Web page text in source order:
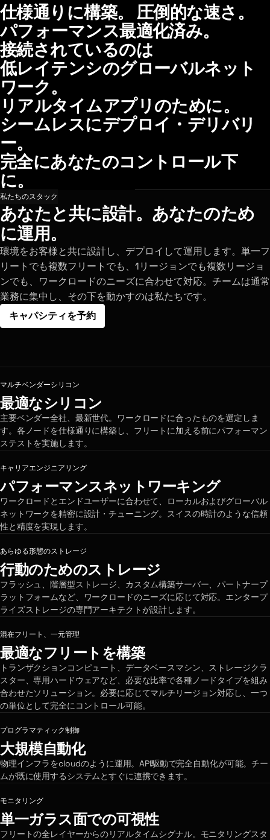
仕様通りに構築。 圧倒的な速さ。
仕様通りに構築。
圧倒的な速さ。
パフォーマンス最適化済み。
接続されているのは
低レイテンシのグローバルネット
ワーク。
リアルタイムアプリのために。
シームレスにデプロイ・デリバリ
ー。
完全にあなたのコントロール下
に。
私たちのスタック
あなたと共に設計。あなたのため
に運用。
環境をお客様と共に設計し、デプロイして運用します。単一フ
リートでも複数フリートでも、1リージョンでも複数リージョ
ンでも、ワークロードのニーズに合わせて対応。チームは通常
業務に集中し、その下を動かすのは私たちです。
キャパシティを予約
マルチベンダーシリコン
最適なシリコン
主要ベンダー全社、最新世代。ワークロードに合ったものを選定しま
す。各ノードを仕様通りに構築し、フリートに加える前にパフォーマン
ステストを実施します。
キャリアエンジニアリング
パフォーマンスネットワーキング
ワークロードとエンドユーザーに合わせて、ローカルおよびグローバル
ネットワークを精密に設計・チューニング。スイスの時計のような信頼
性と精度を実現します。
あらゆる形態のストレージ
行動のためのストレージ
フラッシュ、階層型ストレージ、カスタム構築サーバー、パートナープ
ラットフォームなど、ワークロードのニーズに応じて対応。エンタープ
ライズストレージの専門アーキテクトが設計します。
混在フリート、一元管理
最適なフリートを構築
トランザクションコンピュート、データベースマシン、ストレージクラ
スター、専用ハードウェアなど、必要な比率で各種ノードタイプを組み
合わせたソリューション。必要に応じてマルチリージョン対応し、一つ
の単位として完全にコントロール可能。
プログラマティック制御
大規模自動化
物理インフラをcloudのように運用。API駆動で完全自動化が可能。チー
ムが既に使用するシステムとすぐに連携できます。
モニタリング
単一ガラス面での可視性
フリートの全レイヤーからのリアルタイムシグナル。モニタリングスタ